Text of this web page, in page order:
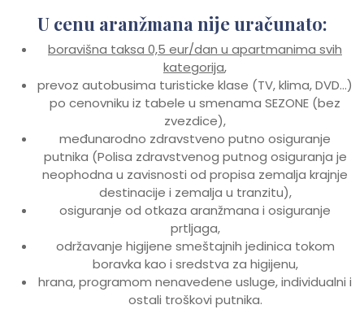
U cenu aranžmana nije uračunato:
boravišna taksa 0,5 eur/dan u apartmanima svih
kategorija,
prevoz autobusima turisticke klase (TV, klima, DVD…)
po cenovniku iz tabele u smenama SEZONE (bez
zvezdice),
međunarodno zdravstveno putno osiguranje
putnika (Polisa zdravstvenog putnog osiguranja je
neophodna u zavisnosti od propisa zemalja krajnje
destinacije i zemalja u tranzitu),
osiguranje od otkaza aranžmana i osiguranje
prtljaga,
održavanje higijene smeštajnih jedinica tokom
boravka kao i sredstva za higijenu,
hrana, programom nenavedene usluge, individualni i
ostali troškovi putnika.